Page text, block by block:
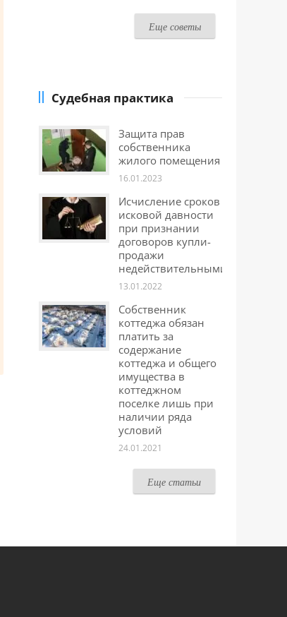
Еще советы
Судебная практика
Защита прав
собственника
жилого помещения
16.01.2023
Исчисление сроков
исковой давности
при признании
договоров купли-
продажи
недействительными
13.01.2022
Собственник
коттеджа обязан
платить за
содержание
коттеджа и общего
имущества в
коттеджном
поселке лишь при
наличии ряда
условий
24.01.2021
Еще статьи